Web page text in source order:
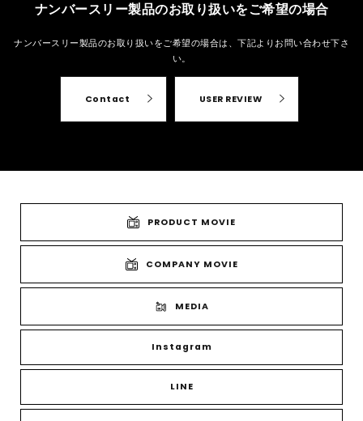
ナンバースリー製品のお取り扱いをご希望の場合
ナンバースリー製品のお取り扱いをご希望の場合は、 下記よりお問い合わせ下さ
い。
Contact USER REVIEW
PRODUCT MOVIE
COMPANY MOVIE
MEDIA
Instagram
LINE